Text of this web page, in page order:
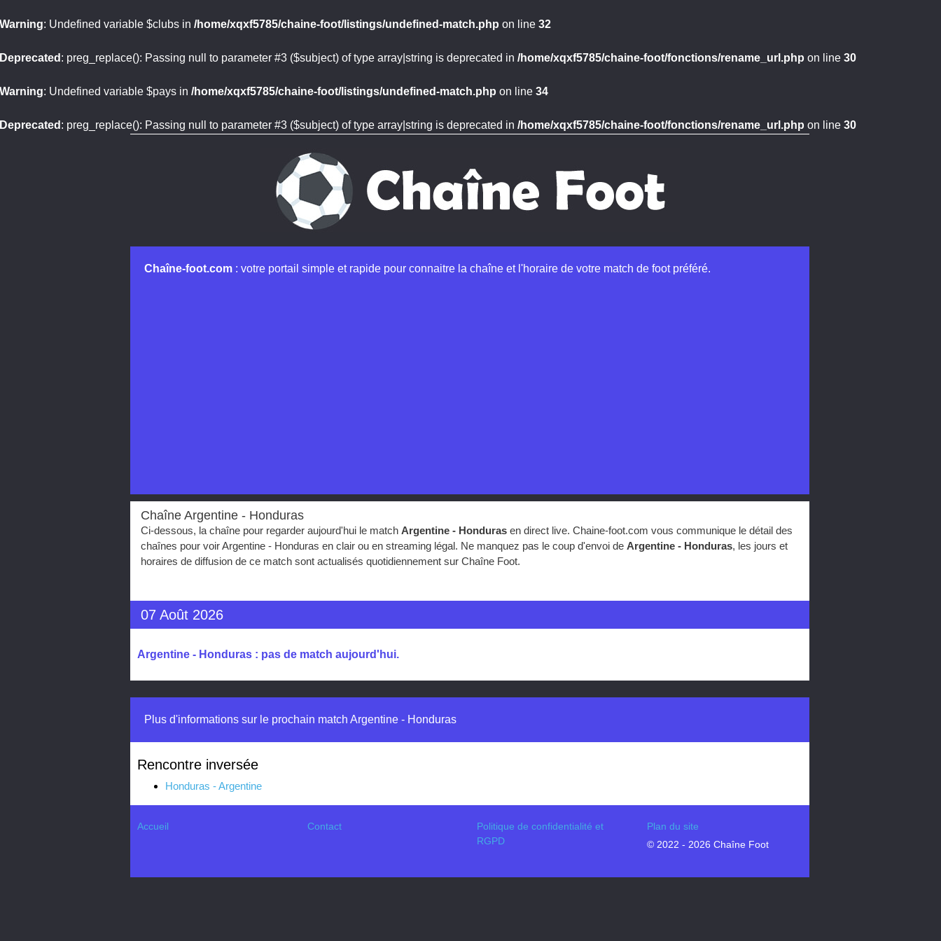
Warning: Undefined variable $clubs in /home/xqxf5785/chaine-foot/listings/undefined-match.php on line 32
Deprecated : preg_replace(): Passing null to parameter #3 ($subject) of type array|string is deprecated in /home/xqxf5785/chaine-foot/fonctions/rename_url.php on line 30
Warning: Undefined variable $pays in /home/xqxf5785/chaine-foot/listings/undefined-match.php on line 34
Deprecated : preg_replace(): Passing null to parameter #3 ($subject) of type array|string is deprecated in /home/xqxf5785/chaine-foot/fonctions/rename_url.php on line 30
Chaîne-foot.com : votre portail simple et rapide pour connaitre la chaîne et l'horaire de votre match de foot préféré.
Chaîne Argentine - Honduras
Ci-dessous, la chaîne pour regarder aujourd'hui le match Argentine - Honduras en direct live. Chaine-foot.com vous communique le détail des
chaînes pour voir Argentine - Honduras en clair ou en streaming légal. Ne manquez pas le coup d'envoi de Argentine - Honduras, les jours et
horaires de diffusion de ce match sont actualisés quotidiennement sur Chaîne Foot.
07 Août 2026
Argentine - Honduras : pas de match aujourd'hui.
Plus d'informations sur le prochain match Argentine - Honduras
Rencontre inversée
Honduras - Argentine
Accueil Contact
Politique de confidentialité et
RGPD
Plan du site
© 2022 - 2026 Chaîne Foot